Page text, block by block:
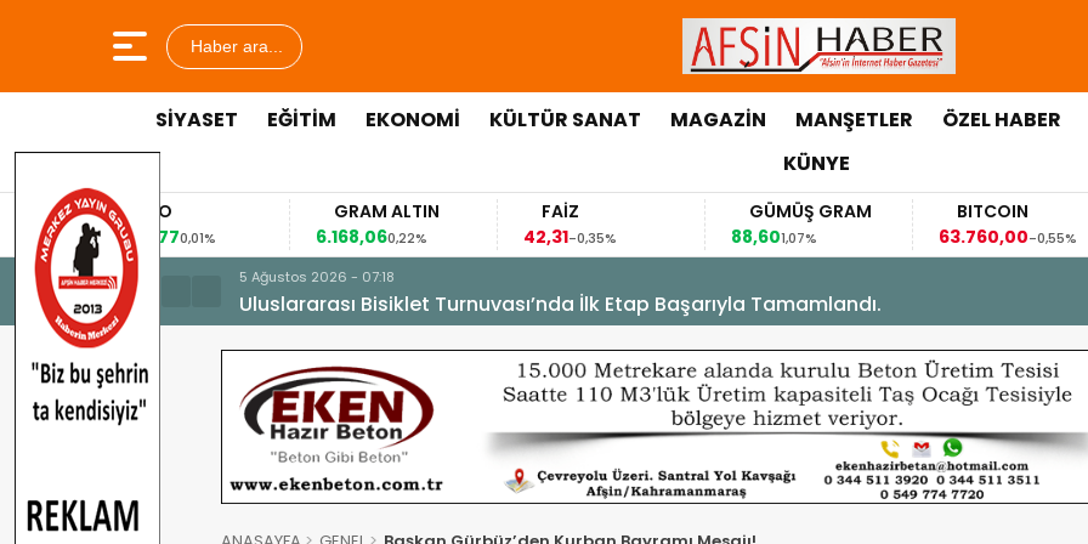
Haber ara...
SİYASET EĞİTİM EKONOMİ KÜLTÜR SANAT MAGAZİN MANŞETLER ÖZEL HABER
KÜNYE
EURO
53,84770,01%
GRAM ALTIN
6.168,060,22%
FAİZ
42,31-0,35%
GÜMÜŞ GRAM
88,601,07%
BITCOIN
63.760,00-0,55%
5 Ağustos 2026 - 07:18
Uluslararası Bisiklet Turnuvası’nda İlk Etap Başarıyla Tamamlandı.